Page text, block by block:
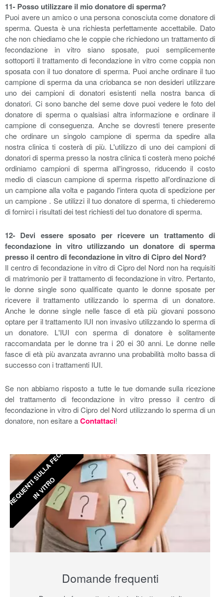
11- Posso utilizzare il mio donatore di sperma?
Puoi avere un amico o una persona conosciuta come donatore di
sperma. Questa è una richiesta perfettamente accettabile. Dato
che non chiediamo che le coppie che richiedono un trattamento di
fecondazione in vitro siano sposate, puoi semplicemente
sottoporti il trattamento di fecondazione in vitro come coppia non
sposata con il tuo donatore di sperma. Puoi anche ordinare il tuo
campione di sperma da una criobanca se non desideri utilizzare
uno dei campioni di donatori esistenti nella nostra banca di
donatori. Ci sono banche del seme dove puoi vedere le foto del
donatore di sperma o qualsiasi altra informazione e ordinare il
campione di conseguenza. Anche se dovresti tenere presente
che ordinare un singolo campione di sperma da spedire alla
nostra clinica ti costerà di più. L'utilizzo di uno dei campioni di
donatori di sperma presso la nostra clinica ti costerà meno poiché
ordiniamo campioni di sperma all'ingrosso, riducendo il costo
medio di ciascun campione di sperma rispetto all'ordinazione di
un campione alla volta e pagando l'intera quota di spedizione per
un campione . Se utilizzi il tuo donatore di sperma, ti chiederemo
di fornirci i risultati dei test richiesti del tuo donatore di sperma.
12- Devi essere sposato per ricevere un trattamento di
fecondazione in vitro utilizzando un donatore di sperma
presso il centro di fecondazione in vitro di Cipro del Nord?
Il centro di fecondazione in vitro di Cipro del Nord non ha requisiti
di matrimonio per il trattamento di fecondazione in vitro. Pertanto,
le donne single sono qualificate quanto le donne sposate per
ricevere il trattamento utilizzando lo sperma di un donatore.
Anche le donne single nelle fasce di età più giovani possono
optare per il trattamento IUI non invasivo utilizzando lo sperma di
un donatore. L'IUI con sperma di donatore è solitamente
raccomandata per le donne tra i 20 ei 30 anni. Le donne nelle
fasce di età più avanzata avranno una probabilità molto bassa di
successo con i trattamenti IUI.
Se non abbiamo risposto a tutte le tue domande sulla ricezione
del trattamento di fecondazione in vitro presso il centro di
fecondazione in vitro di Cipro del Nord utilizzando lo sperma di un
donatore, non esitare aContattaci!
Domande frequenti
O